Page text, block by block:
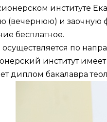
институте
(вечернюю) и заочную
бесплатное.
по
институт
диплом бакалавра